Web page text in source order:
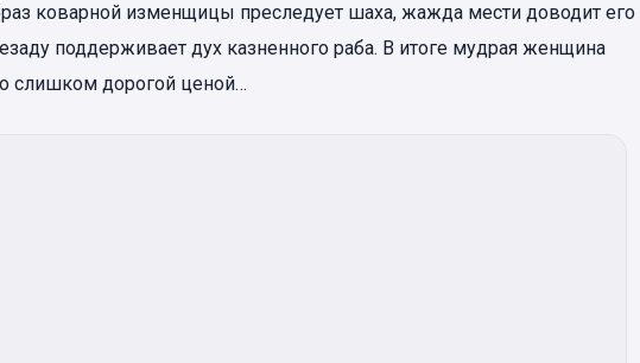
коварной изменщицы преследует шаха, жажда мести доводит его
поддерживает дух казненного раба. В итоге мудрая женщина
слишком дорогой ценой…